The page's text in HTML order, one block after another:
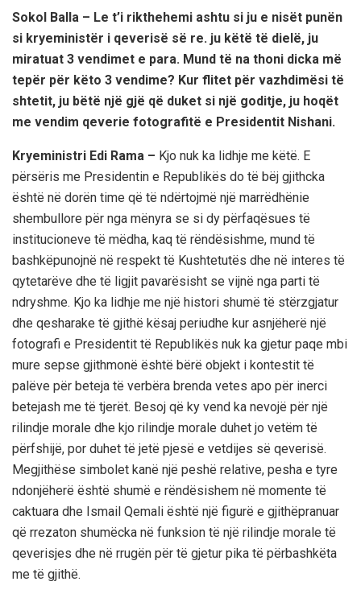
Sokol Balla – Le t’i rikthehemi ashtu si ju e nisët punën
si kryeministër i qeverisë së re. ju këtë të dielë, ju
miratuat 3 vendimet e para. Mund të na thoni dicka më
tepër për këto 3 vendime? Kur flitet për vazhdimësi të
shtetit, ju bëtë një gjë që duket si një goditje, ju hoqët
me vendim qeverie fotografitë e Presidentit Nishani.
Kryeministri Edi Rama – Kjo nuk ka lidhje me këtë. E
përsëris me Presidentin e Republikës do të bëj gjithcka
është në dorën time që të ndërtojmë një marrëdhënie
shembullore për nga mënyra se si dy përfaqësues të
institucioneve të mëdha, kaq të rëndësishme, mund të
bashkëpunojnë në respekt të Kushtetutës dhe në interes të
qytetarëve dhe të ligjit pavarësisht se vijnë nga parti të
ndryshme. Kjo ka lidhje me një histori shumë të stërzgjatur
dhe qesharake të gjithë kësaj periudhe kur asnjëherë një
fotografi e Presidentit të Republikës nuk ka gjetur paqe mbi
mure sepse gjithmonë është bërë objekt i kontestit të
palëve për beteja të verbëra brenda vetes apo për inerci
betejash me të tjerët. Besoj që ky vend ka nevojë për një
rilindje morale dhe kjo rilindje morale duhet jo vetëm të
përfshijë, por duhet të jetë pjesë e vetdijes së qeverisë.
Megjithëse simbolet kanë një peshë relative, pesha e tyre
ndonjëherë është shumë e rëndësishem në momente të
caktuara dhe Ismail Qemali është një figurë e gjithëpranuar
që rrezaton shumëcka në funksion të një rilindje morale të
qeverisjes dhe në rrugën për të gjetur pika të përbashkëta
me të gjithë.